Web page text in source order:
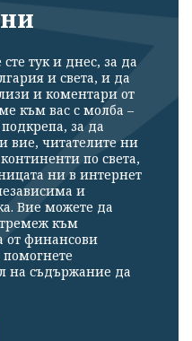
тук и днес, за да
и света, и да
и коментари от
към вас с молба –
за да
вие, читателите ни
по света,
ни в интернет
и
Вие можете да
към
от финансови
на съдържание да